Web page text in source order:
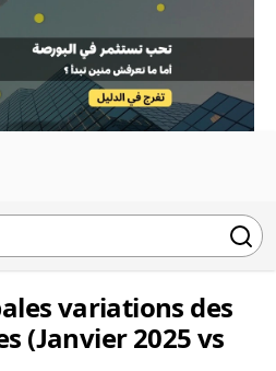
variations des
(Janvier 2025 vs